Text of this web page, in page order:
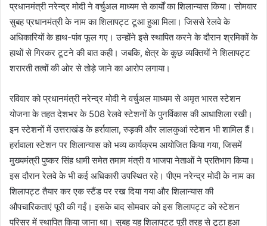
प्रधानमंत्री नरेन्द्र मोदी ने वर्चुअल माध्यम से कार्यों का शिलान्यास किया। सोमवार
सुबह प्रधानमंत्री के नाम का शिलापट्ट टूआ हुआ मिला। जिससे रेलवे के
अधिकारियों के हाथ-पांव फूल गए। उन्होंने इसे स्थापित करने के दौरान श्रमिकों के
हाथों से गिरकर टूटने की बात कही। जबकि, क्षेत्र के कुछ व्यक्तियों ने शिलापट्ट
शरारती तत्वों की ओर से तोड़े जाने का आरोप लगाया।
रविवार को प्रधानमंत्री नरेन्द्र मोदी ने वर्चुअल माध्यम से अमृत भारत स्टेशन
योजना के तहत देशभर के 508 रेलवे स्टेशनों के पुनर्विकास की आधाशिला रखी।
इन स्टेशनों में उत्तराखंड के हर्रावाला, रुड़की और लालकुआं स्टेशन भी शामिल हैं।
हर्रावाला स्टेशन पर शिलान्यास को भव्य कार्यक्रम आयोजित किया गया, जिसमें
मुख्यमंत्री पुष्कर सिंह धामी समेत तमाम मंत्री व भाजपा नेताओं ने प्रतिभाग किया।
इस दौरान रेलवे के भी कई अधिकारी उपस्थित रहे। पीएम नरेन्द्र मोदी के नाम का
शिलापट्ट तैयार कर एक स्टैंड पर रख दिया गया और शिलान्यास की
औपचारिकताएं पूरी की गईं। इसके बाद सोमवार को इस शिलापट्ट को स्टेशन
परिसर में स्थापित किया जाना था। सुबह यह शिलापट्ट पूरी तरह से टूटा हुआ